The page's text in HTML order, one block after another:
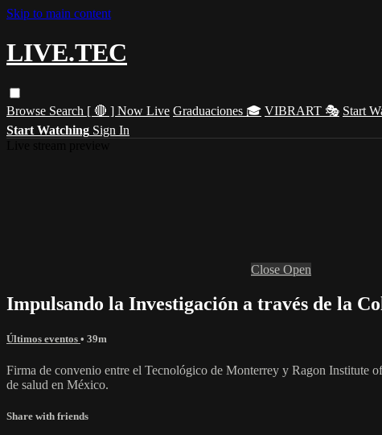
Skip to main content
LIVE.TEC
Browse Search [ 🔴 ] Now Live Graduaciones 🎓 VIBRART 🎭 Start
Start Watching Sign In
Close Open
Impulsando la Investigación a través de la
Últimos eventos • 39m
Firma de convenio entre el Tecnológico de Monterrey y Ragon Institute
de salud en México.
Share with friends